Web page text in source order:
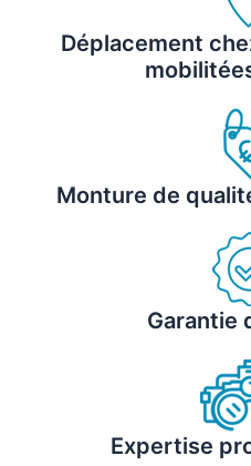
Déplacement
Monture de
Garantie
Expertise